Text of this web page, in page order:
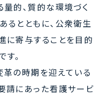
的、質的な環境づく
るとともに、公衆衛生
に寄与することを目的
。
の時期を迎えている
請にあった看護サービ